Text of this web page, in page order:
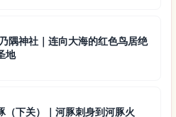
隅神社｜连向大海的红色鸟居绝
地
（下关）｜河豚刺身到河豚火